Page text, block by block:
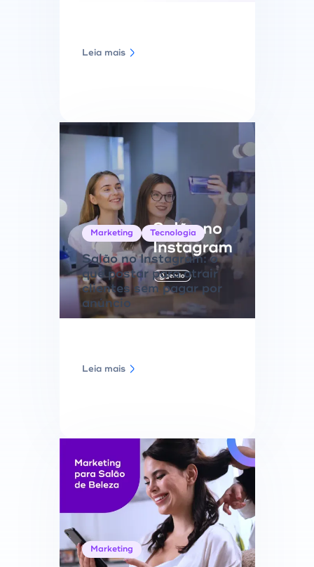
Leia mais
Marketing Tecnologia
Salão no Instagram: o
que postar para atrair
clientes sem pagar por
anúncio
Leia mais
Marketing